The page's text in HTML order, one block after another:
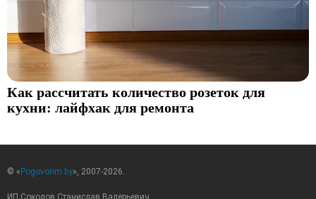
Как рассчитать количество розеток для
кухни: лайфхак для ремонта
© « Pogovorim.by», 2007-2026.
ИП Соколов Станислав Валерьевич